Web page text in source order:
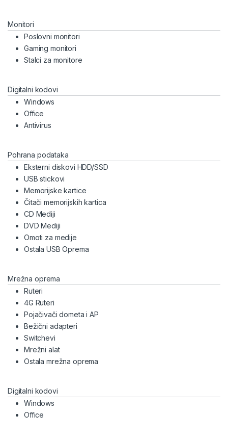
Monitori
Poslovni monitori
Gaming monitori
Stalci za monitore
Digitalni kodovi
Windows
Office
Antivirus
Pohrana podataka
Eksterni diskovi HDD/SSD
USB stickovi
Memorijske kartice
Čitači memorijskih kartica
CD Mediji
DVD Mediji
Omoti za medije
Ostala USB Oprema
Mrežna oprema
Ruteri
4G Ruteri
Pojačivači dometa i AP
Bežični adapteri
Switchevi
Mrežni alat
Ostala mrežna oprema
Digitalni kodovi
Windows
Office